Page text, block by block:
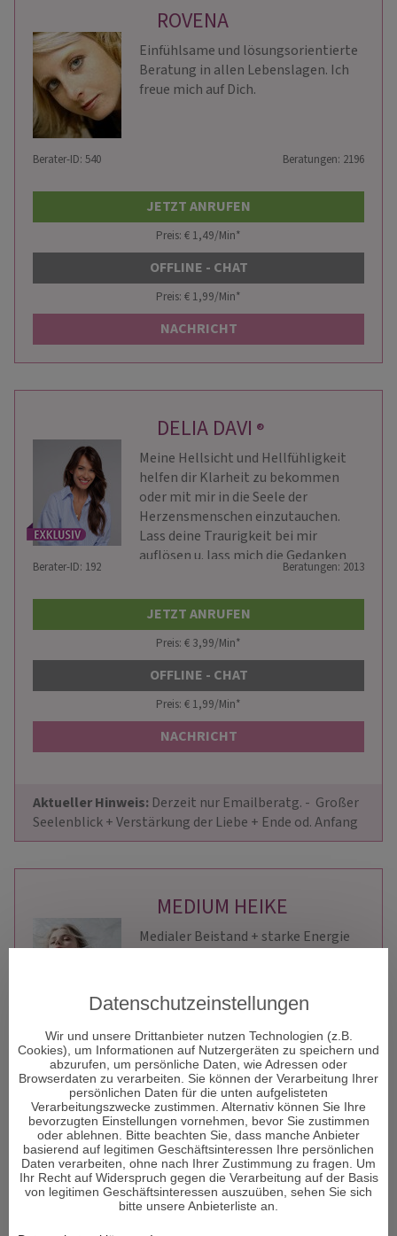
ROVENA
Einfühlsame und lösungsorientierte
Beratung in allen Lebenslagen. Ich
freue mich auf Dich.
Berater-ID: 540 Beratungen: 2196
JETZT ANRUFEN
Preis: € 1,49/Min*
OFFLINE - CHAT
Preis: € 1,99/Min*
NACHRICHT
DELIA DAVI ®
Meine Hellsicht und Hellfühligkeit
helfen dir Klarheit zu bekommen
oder mit mir in die Seele der
Herzensmenschen einzutauchen.
Lass deine Traurigkeit bei mir
auflösen u. lass mich die Gedanken
Berater-ID: 192 Beratungen: 2013
JETZT ANRUFEN
Preis: € 3,99/Min*
OFFLINE - CHAT
Preis: € 1,99/Min*
NACHRICHT
Aktueller Hinweis: Derzeit nur Emailberatg. -  Großer
Seelenblick + Verstärkung der Liebe + Ende od. Anfang
MEDIUM HEIKE
Medialer Beistand + starke Energie
Quantenheilung,
Familienaufstellung,
Karmaauflösung, Traumdeutung
Berater-ID: 202 Beratungen: 2004
JETZT ANRUFEN
Preis: € 2,19/Min*
ANRUF VIA 0900
OFFLINE - CHAT
Datenschutzeinstellungen
Wir und unsere Drittanbieter nutzen Technologien (z.B.
Cookies), um Informationen auf Nutzergeräten zu speichern und
abzurufen, um persönliche Daten, wie Adressen oder
Browserdaten zu verarbeiten. Sie können der Verarbeitung Ihrer
persönlichen Daten für die unten aufgelisteten
Verarbeitungszwecke zustimmen. Alternativ können Sie Ihre
bevorzugten Einstellungen vornehmen, bevor Sie zustimmen
oder ablehnen. Bitte beachten Sie, dass manche Anbieter
basierend auf legitimen Geschäftsinteressen Ihre persönlichen
Daten verarbeiten, ohne nach Ihrer Zustimmung zu fragen. Um
Ihr Recht auf Widerspruch gegen die Verarbeitung auf der Basis
von legitimen Geschäftsinteressen auszuüben, sehen Sie sich
bitte unsere Anbieterliste an.